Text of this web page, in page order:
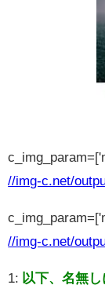
//img-c.net/
//img-c.net/
1: 以下、名無